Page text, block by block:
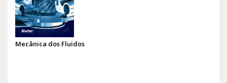
Mecânica dos Fluidos